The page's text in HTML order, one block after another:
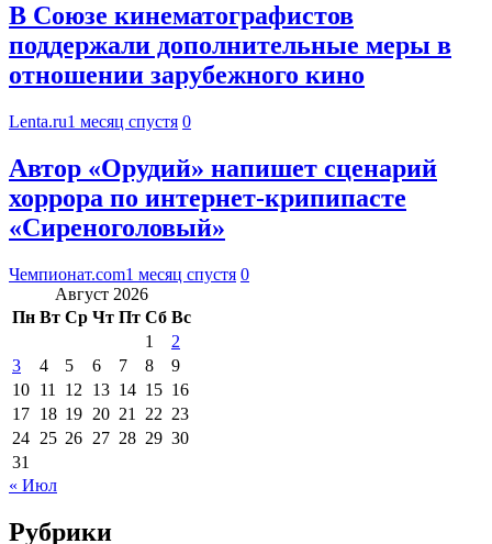
В Союзе кинематографистов
поддержали дополнительные меры в
отношении зарубежного кино
Lenta.ru1 месяц спустя 0
Автор «Орудий» напишет сценарий
хоррора по интернет-крипипасте
«Сиреноголовый»
Чемпионат.com1 месяц спустя 0
Август 2026
Пн Вт Ср Чт Пт Сб Вс
1
2
3
4 5 6 7 8
9
10 11 12 13 14 15 16
17 18 19 20 21 22 23
24 25 26 27 28 29 30
31
« Июл
Рубрики